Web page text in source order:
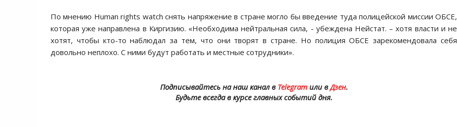
По мнению Human rights watch снять напряжение в стране могло бы введение туда полицейской миссии ОБСЕ,
которая уже направлена в Киргизию. «Необходима нейтральная сила, - убеждена Нейстат. – хотя власти и не
хотят, чтобы кто-то наблюдал за тем, что они творят в стране. Но полиция ОБСЕ зарекомендовала себя
довольно неплохо. С ними будут работать и местные сотрудники».
Подписывайтесь на наш канал в Telegramили вДзен.
Будьте всегда в курсе главных событий дня.